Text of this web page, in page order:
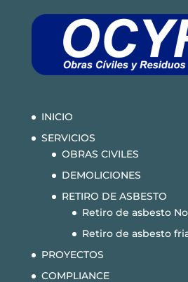
INICIO
SERVICIOS
OBRAS CIVILES
DEMOLICIONES
RETIRO DE ASBESTO
Retiro de asbesto
Retiro de asbesto
PROYECTOS
COMPLIANCE